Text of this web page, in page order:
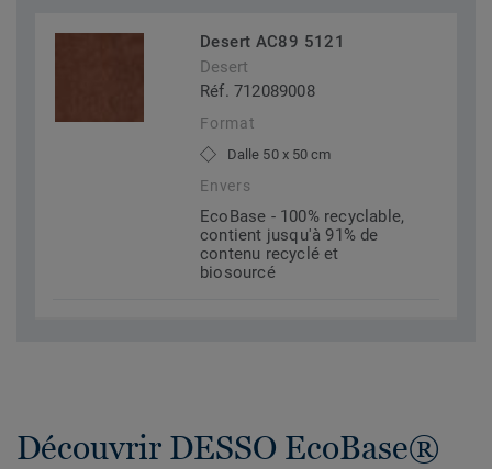
Desert AC89 5121
Desert
Réf. 712089008
Format
Dalle 50 x 50 cm
Envers
EcoBase - 100% recyclable,
contient jusqu'à 91% de
contenu recyclé et
biosourcé
Découvrir DESSO EcoBase®